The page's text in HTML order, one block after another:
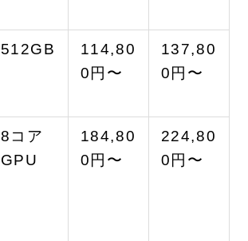
512GB
114,80
0円〜
137,80
0円〜
8コア
GPU
184,80
0円〜
224,80
0円〜